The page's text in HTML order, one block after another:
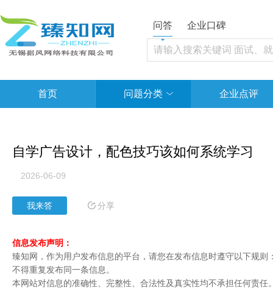
问答 企业口碑
首页 问题分类 企业点评
自学广告设计，配色技巧该如何系统学习
2026-06-09
我来答 分享
信息发布声明：
臻知网，作为用户发布信息的平台，请您在发布信息时遵守以下规
不得重复发布同一条信息。
本网站对信息的准确性、完整性、合法性及真实性均不承担任何责任